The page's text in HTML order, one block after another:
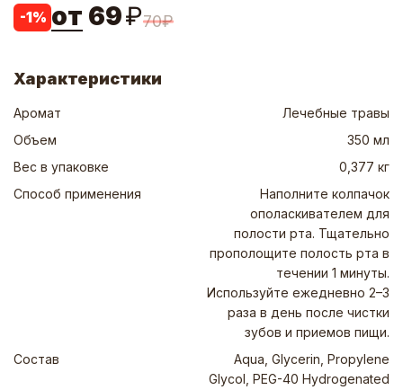
-1% от 69₽70₽
Характеристики
Аромат
Лечебные травы
Объем
350 мл
Вес в упаковке
0,377 кг
Способ применения
Наполните колпачок
ополаскивателем для
полости рта. Тщательно
прополощите полость рта в
течении 1 минуты.
Используйте ежедневно 2–3
раза в день после чистки
зубов и приемов пищи.
Состав
Aqua, Glycerin, Propylene
Glycol, PEG-40 Hydrogenated